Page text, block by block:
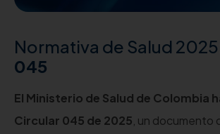
Normativa de Salud
045
El Ministerio de Salud de Colombia
Circular 045 de 2025 , un